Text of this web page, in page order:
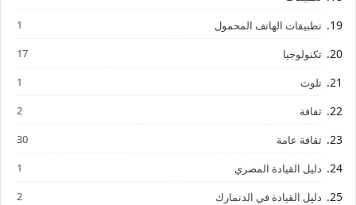
تطبيقات الهاتف المحمول 1
تكنولوجيا 17
تلوث 1
ثقافة 2
ثقافة عامة 30
دليل القيادة المصري 1
دليل القيادة في الدنمارك 2